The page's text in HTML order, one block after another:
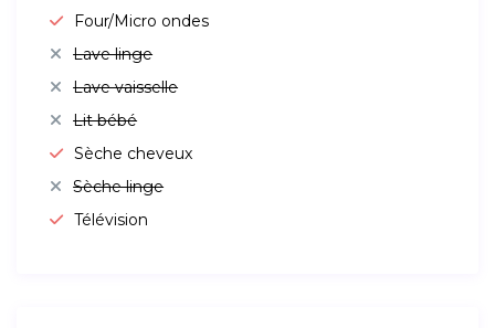
Four/Micro ondes
Lave linge
Lave vaisselle
Lit bébé
Sèche cheveux
Sèche linge
Télévision